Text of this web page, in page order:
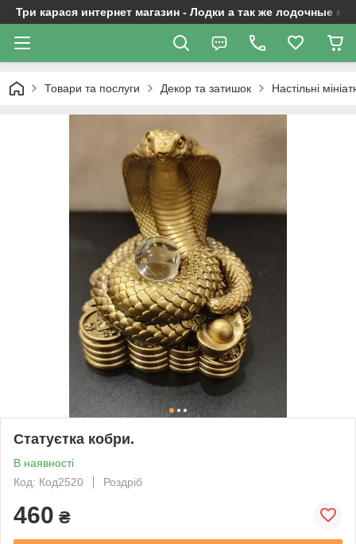
Три карася интернет магазин - Лодки а так же лодочные
Товари та послуги Декор та затишок Настільні
Статуєтка кобри.
В наявності
Код: Код2520
Роздріб
460 ₴